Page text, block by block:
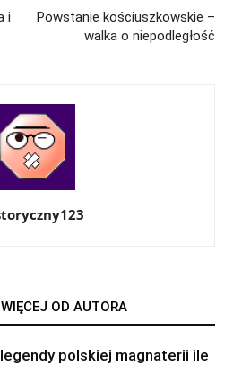
i
Powstanie kościuszkowskie –
walka o niepodległość
WIĘCEJ OD AUTORA
polskiej magnaterii ile